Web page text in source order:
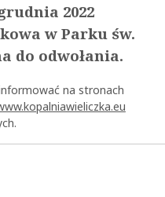
2022
w Parku św.
do odwołania.
na stronach